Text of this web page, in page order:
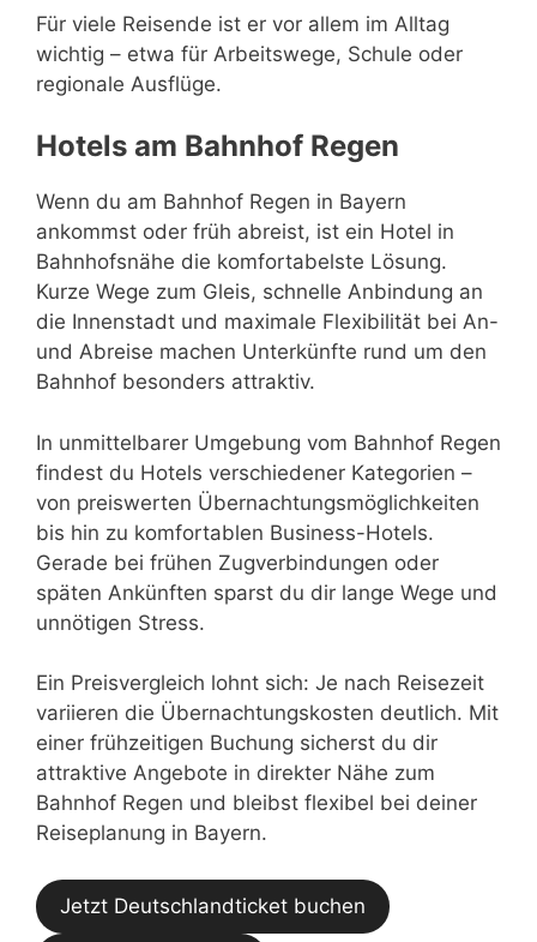
Für viele Reisende ist er vor allem im Alltag
wichtig – etwa für Arbeitswege, Schule oder
regionale Ausflüge.
Hotels am Bahnhof Regen
Wenn du am Bahnhof Regen in Bayern
ankommst oder früh abreist, ist ein Hotel in
Bahnhofsnähe die komfortabelste Lösung.
Kurze Wege zum Gleis, schnelle Anbindung an
die Innenstadt und maximale Flexibilität bei An-
und Abreise machen Unterkünfte rund um den
Bahnhof besonders attraktiv.
In unmittelbarer Umgebung vom Bahnhof Regen
findest du Hotels verschiedener Kategorien –
von preiswerten Übernachtungsmöglichkeiten
bis hin zu komfortablen Business-Hotels.
Gerade bei frühen Zugverbindungen oder
späten Ankünften sparst du dir lange Wege und
unnötigen Stress.
Ein Preisvergleich lohnt sich: Je nach Reisezeit
variieren die Übernachtungskosten deutlich. Mit
einer frühzeitigen Buchung sicherst du dir
attraktive Angebote in direkter Nähe zum
Bahnhof Regen und bleibst flexibel bei deiner
Reiseplanung in Bayern.
Jetzt Deutschlandticket buchen